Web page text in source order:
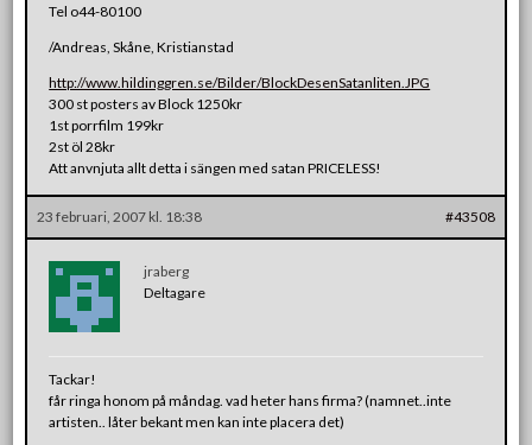
Tel o44-80100
/Andreas, Skåne, Kristianstad
http://www.hildinggren.se/Bilder/BlockDesenSatanliten.JPG
300 st posters av Block 1250kr
1st porrfilm 199kr
2st öl 28kr
Att anvnjuta allt detta i sängen med satan PRICELESS!
23 februari, 2007 kl. 18:38 #43508
jraberg
Deltagare
Tackar!
får ringa honom på måndag. vad heter hans firma? (namnet..inte
artisten.. låter bekant men kan inte placera det)